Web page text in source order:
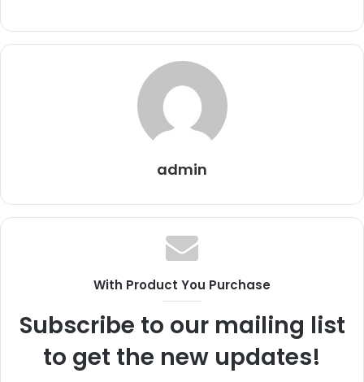
admin
With Product You Purchase
Subscribe to our mailing list
to get the new updates!